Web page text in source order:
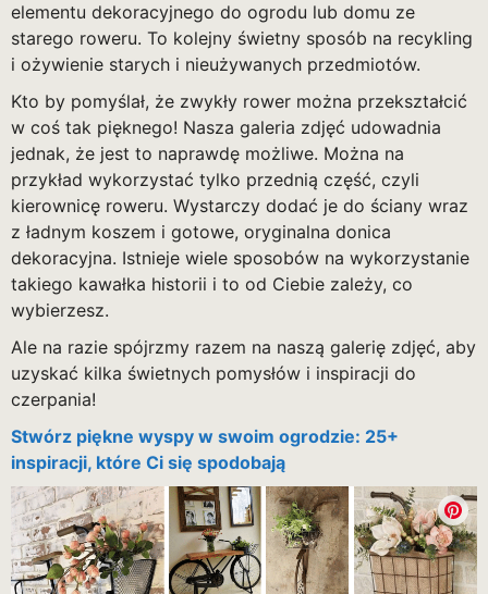
elementu dekoracyjnego do ogrodu lub domu ze
starego roweru. To kolejny świetny sposób na recykling
i ożywienie starych i nieużywanych przedmiotów.
Kto by pomyślał, że zwykły rower można przekształcić
w coś tak pięknego! Nasza galeria zdjęć udowadnia
jednak, że jest to naprawdę możliwe. Można na
przykład wykorzystać tylko przednią część, czyli
kierownicę roweru. Wystarczy dodać je do ściany wraz
z ładnym koszem i gotowe, oryginalna donica
dekoracyjna. Istnieje wiele sposobów na wykorzystanie
takiego kawałka historii i to od Ciebie zależy, co
wybierzesz.
Ale na razie spójrzmy razem na naszą galerię zdjęć, aby
uzyskać kilka świetnych pomysłów i inspiracji do
czerpania!
Stwórz piękne wyspy w swoim ogrodzie: 25+
inspiracji, które Ci się spodobają